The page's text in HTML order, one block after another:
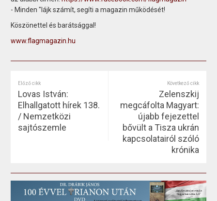
- Minden "lájk számít, segíti a magazin működését!
Köszönettel és barátsággal!
www.flagmagazin.hu
Előző cikk
Lovas István:
Elhallgatott hírek 138.
/ Nemzetközi
sajtószemle
Következő cikk
Zelenszkij
megcáfolta Magyart:
újabb fejezettel
bővült a Tisza ukrán
kapcsolatairól szóló
krónika